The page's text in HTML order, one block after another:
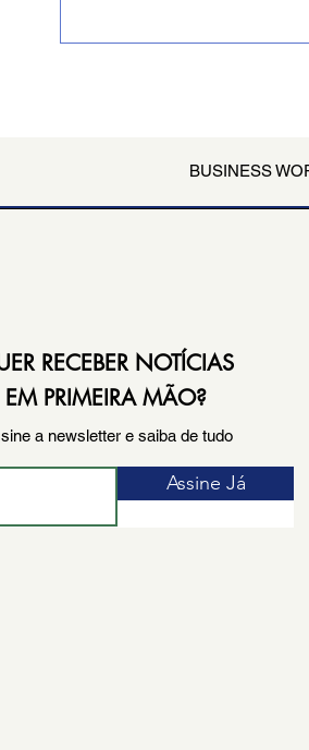
BUSINESS
RECEBER NOTÍCIAS
EM PRIMEIRA MÃO?
a newsletter e saiba de tudo
Assine Já